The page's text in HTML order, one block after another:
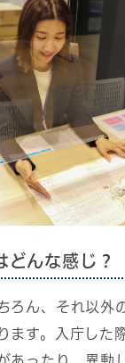
どんな感じ？
ろん、それ以外
ます。入庁した